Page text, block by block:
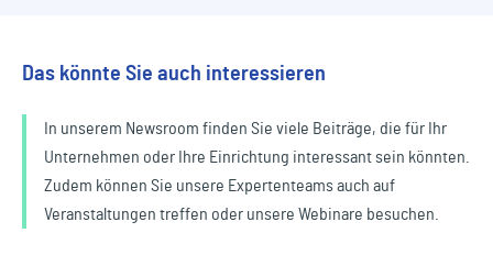
Das könnte Sie auch interessieren
In unserem Newsroom finden Sie viele Beiträge, die für Ihr
Unternehmen oder Ihre Einrichtung interessant sein könnten.
Zudem können Sie unsere Expertenteams auch auf
Veranstaltungen treffen oder unsere Webinare besuchen.